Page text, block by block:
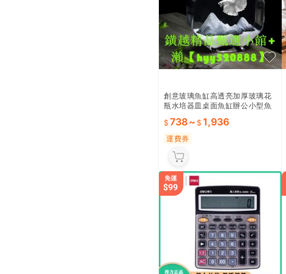
創意玻璃魚缸高透亮加厚玻璃花
瓶水培器皿桌面魚缸辦公小型魚
738~ 1,936
運費券